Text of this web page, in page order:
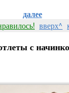
далее
вверх^
с